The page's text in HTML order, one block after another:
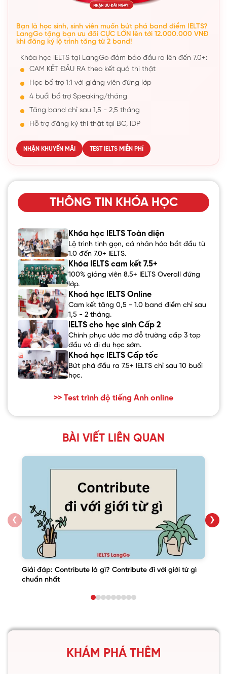
Bạn là học sinh, sinh viên muốn bứt phá band điểm IELTS?
LangGo tặng bạn ưu đãi CỰC LỚN lên tới 12.000.000 VNĐ
khi đăng ký lộ trình tăng từ 2 band!
Khóa học IELTS tại LangGo đảm bảo đầu ra lên đến 7.0+:
CAM KẾT ĐẦU RA theo kết quả thi thật
Học bổ trợ 1:1 với giảng viên đứng lớp
4 buổi bổ trợ Speaking/tháng
Tăng band chỉ sau 1,5 - 2,5 tháng
Hỗ trợ đăng ký thi thật tại BC, IDP
NHẬN KHUYẾN MÃI TEST IELTS MIỄN PHÍ
THÔNG TIN KHÓA HỌC
Khóa học IELTS Toàn diện
Lộ trình tinh gọn, cá nhân hóa bắt đầu từ
1.0 đến 7.0+ IELTS.
Khóa IELTS cam kết 7.5+
100% giảng viên 8.5+ IELTS Overall đứng
lớp.
Khoá học IELTS Online
Cam kết tăng 0,5 - 1.0 band điểm chỉ sau
1,5 - 2 tháng.
IELTS cho học sinh Cấp 2
Chinh phục ước mơ đỗ trường cấp 3 top
đầu và đi du học sớm.
Khoá học IELTS Cấp tốc
Bứt phá đầu ra 7.5+ IELTS chỉ sau 10 buổi
học.
>> Test trình độ tiếng Anh online
BÀI VIẾT LIÊN QUAN
❮
Giải đáp: Contribute là gì? Contribute đi với giới từ gì
chuẩn nhất
❯
KHÁM PHÁ THÊM